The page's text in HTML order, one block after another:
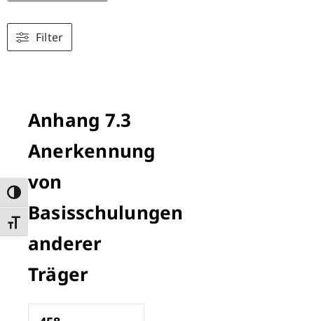
Umschalten auf hohe Kontraste
Schrift vergrößern
Filter
Anhang 7.3
Anerkennung
von
Basisschulungen
anderer
Träger